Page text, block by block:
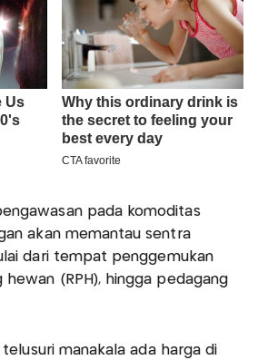
pada komoditas
akan memantau sentra
dari tempat penggemukan
(RPH), hingga pedagang
telusuri manakala ada harga di